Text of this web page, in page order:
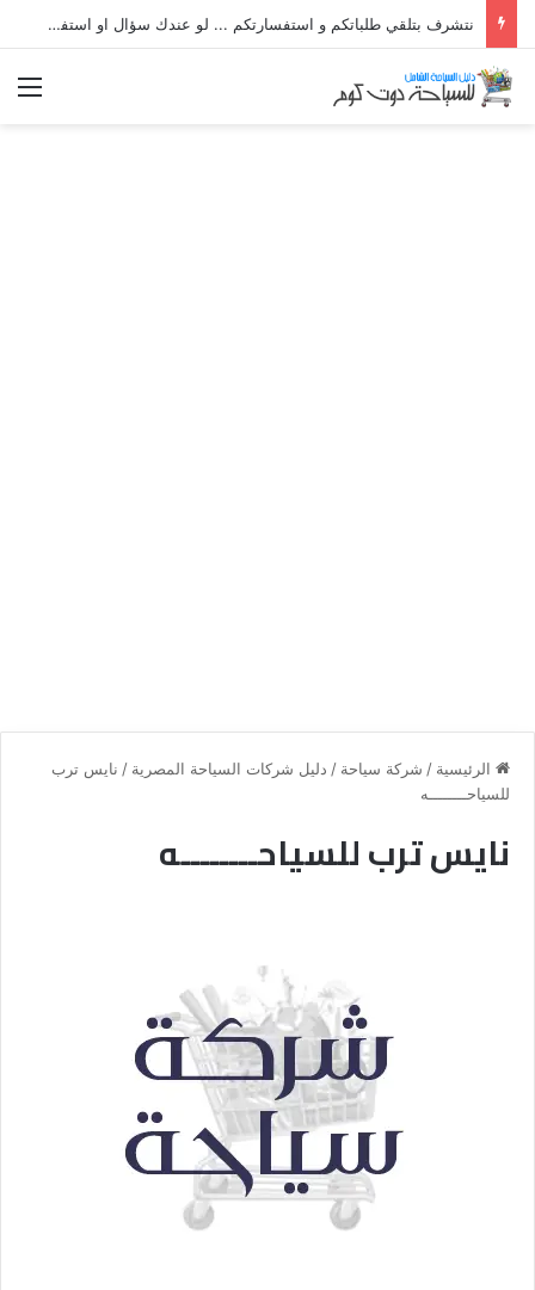
نتشرف بتلقي طلباتكم و استفسارتكم ... لو عندك سؤال او استفسار ماتدرددش فى طلب المساعدة
الرئيسية / شركة سياحة / دليل شركات السياحة المصرية / نايس ترب
للسياحــــــــه
نايس ترب للسياحــــــــه